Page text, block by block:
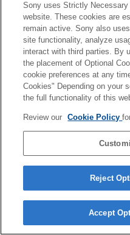
便利な機能を使う
困ったときは
その他
サポートサイトについ
対応フォーマット
ソフトウエアアッ
Sony uses Strictly
website. These cookies are
remain active. Sony also
site functionality, analyze
interact with third parties. By
the placement of Optional
cookie preferences at any
Cookies" Depending on your
the full functionality of this
Review our Cookie Policy
Reject
Accept